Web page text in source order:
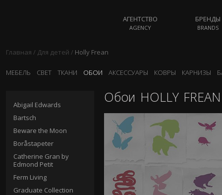
АГЕНТСТВО
AGENCY
БРЕНДЫ
BRANDS
Главная / Для детей / Holly Frean
МЕБЕЛЬ СВЕТ ТКАНИ ОБОИ АКСЕССУАРЫ КОВРЫ КАРНИЗЫ
Abigail Edwards
Bartsch
Beware the Moon
Boråstapeter
Catherine Gran by
Edmond Petit
Ferm Living
Graduate Collection
Обои HOLLY FREAN